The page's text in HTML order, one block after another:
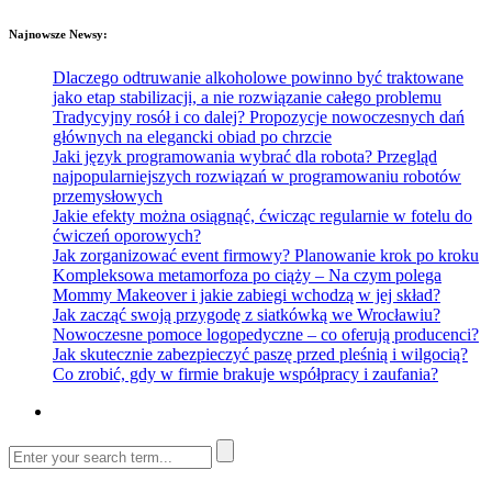
Najnowsze Newsy:
Dlaczego odtruwanie alkoholowe powinno być traktowane
jako etap stabilizacji, a nie rozwiązanie całego problemu
Tradycyjny rosół i co dalej? Propozycje nowoczesnych dań
głównych na elegancki obiad po chrzcie
Jaki język programowania wybrać dla robota? Przegląd
najpopularniejszych rozwiązań w programowaniu robotów
przemysłowych
Jakie efekty można osiągnąć, ćwicząc regularnie w fotelu do
ćwiczeń oporowych?
Jak zorganizować event firmowy? Planowanie krok po kroku
Kompleksowa metamorfoza po ciąży – Na czym polega
Mommy Makeover i jakie zabiegi wchodzą w jej skład?
Jak zacząć swoją przygodę z siatkówką we Wrocławiu?
Nowoczesne pomoce logopedyczne – co oferują producenci?
Jak skutecznie zabezpieczyć paszę przed pleśnią i wilgocią?
Co zrobić, gdy w firmie brakuje współpracy i zaufania?